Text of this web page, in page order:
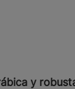
y